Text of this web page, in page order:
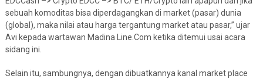
sebuah komoditas bisa diperdagangkan di market (pasar) dunia
(global), maka nilai atau harga tergantung market atau pasar,” ujar
Avi kepada wartawan Madina Line.Com ketika ditemui usai acara
sidang ini.
Selain itu, sambungnya, dengan dibuatkannya kanal market place